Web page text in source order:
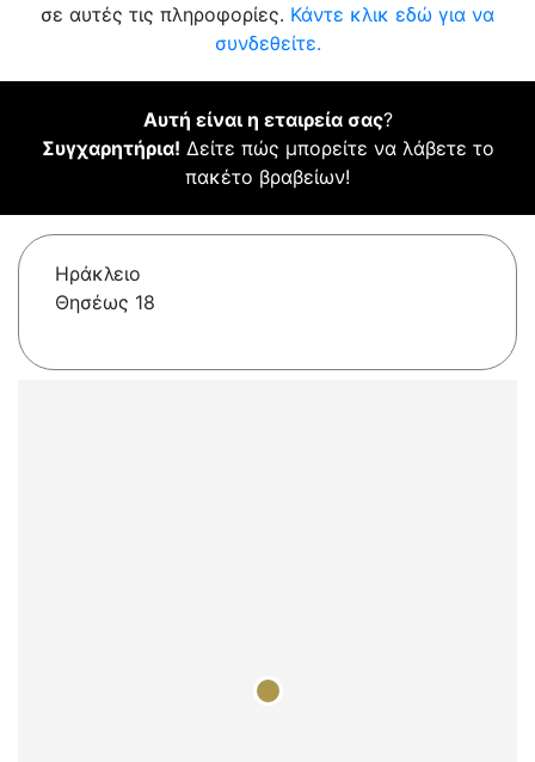
σε αυτές τις πληροφορίες. Κάντε κλικ εδώ για να
συνδεθείτε.
Αυτή είναι η εταιρεία σας?
Συγχαρητήρια! Δείτε πώς μπορείτε να λάβετε το
πακέτο βραβείων!
Ηράκλειο
Θησέως 18